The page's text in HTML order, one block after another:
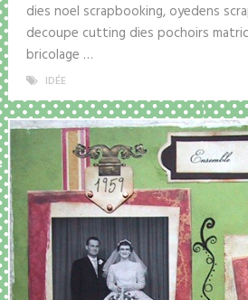
dies noel scrapbooking, oyedens
decoupe cutting dies pochoirs
bricolage …
IDÉE